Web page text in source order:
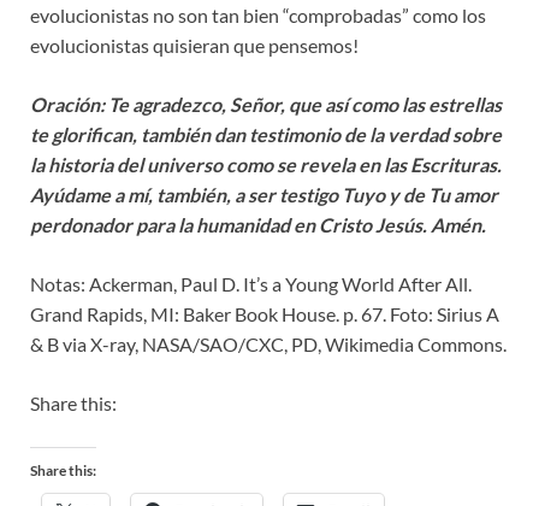
evolucionistas no son tan bien “comprobadas” como los
evolucionistas quisieran que pensemos!
Oración: Te agradezco, Señor, que así como las estrellas
te glorifican, también dan testimonio de la verdad sobre
la historia del universo como se revela en las Escrituras.
Ayúdame a mí, también, a ser testigo Tuyo y de Tu amor
perdonador para la humanidad en Cristo Jesús. Amén.
Notas: Ackerman, Paul D. It’s a Young World After All.
Grand Rapids, MI: Baker Book House. p. 67. Foto: Sirius A
& B via X-ray, NASA/SAO/CXC, PD, Wikimedia Commons.
Share this:
Share this: